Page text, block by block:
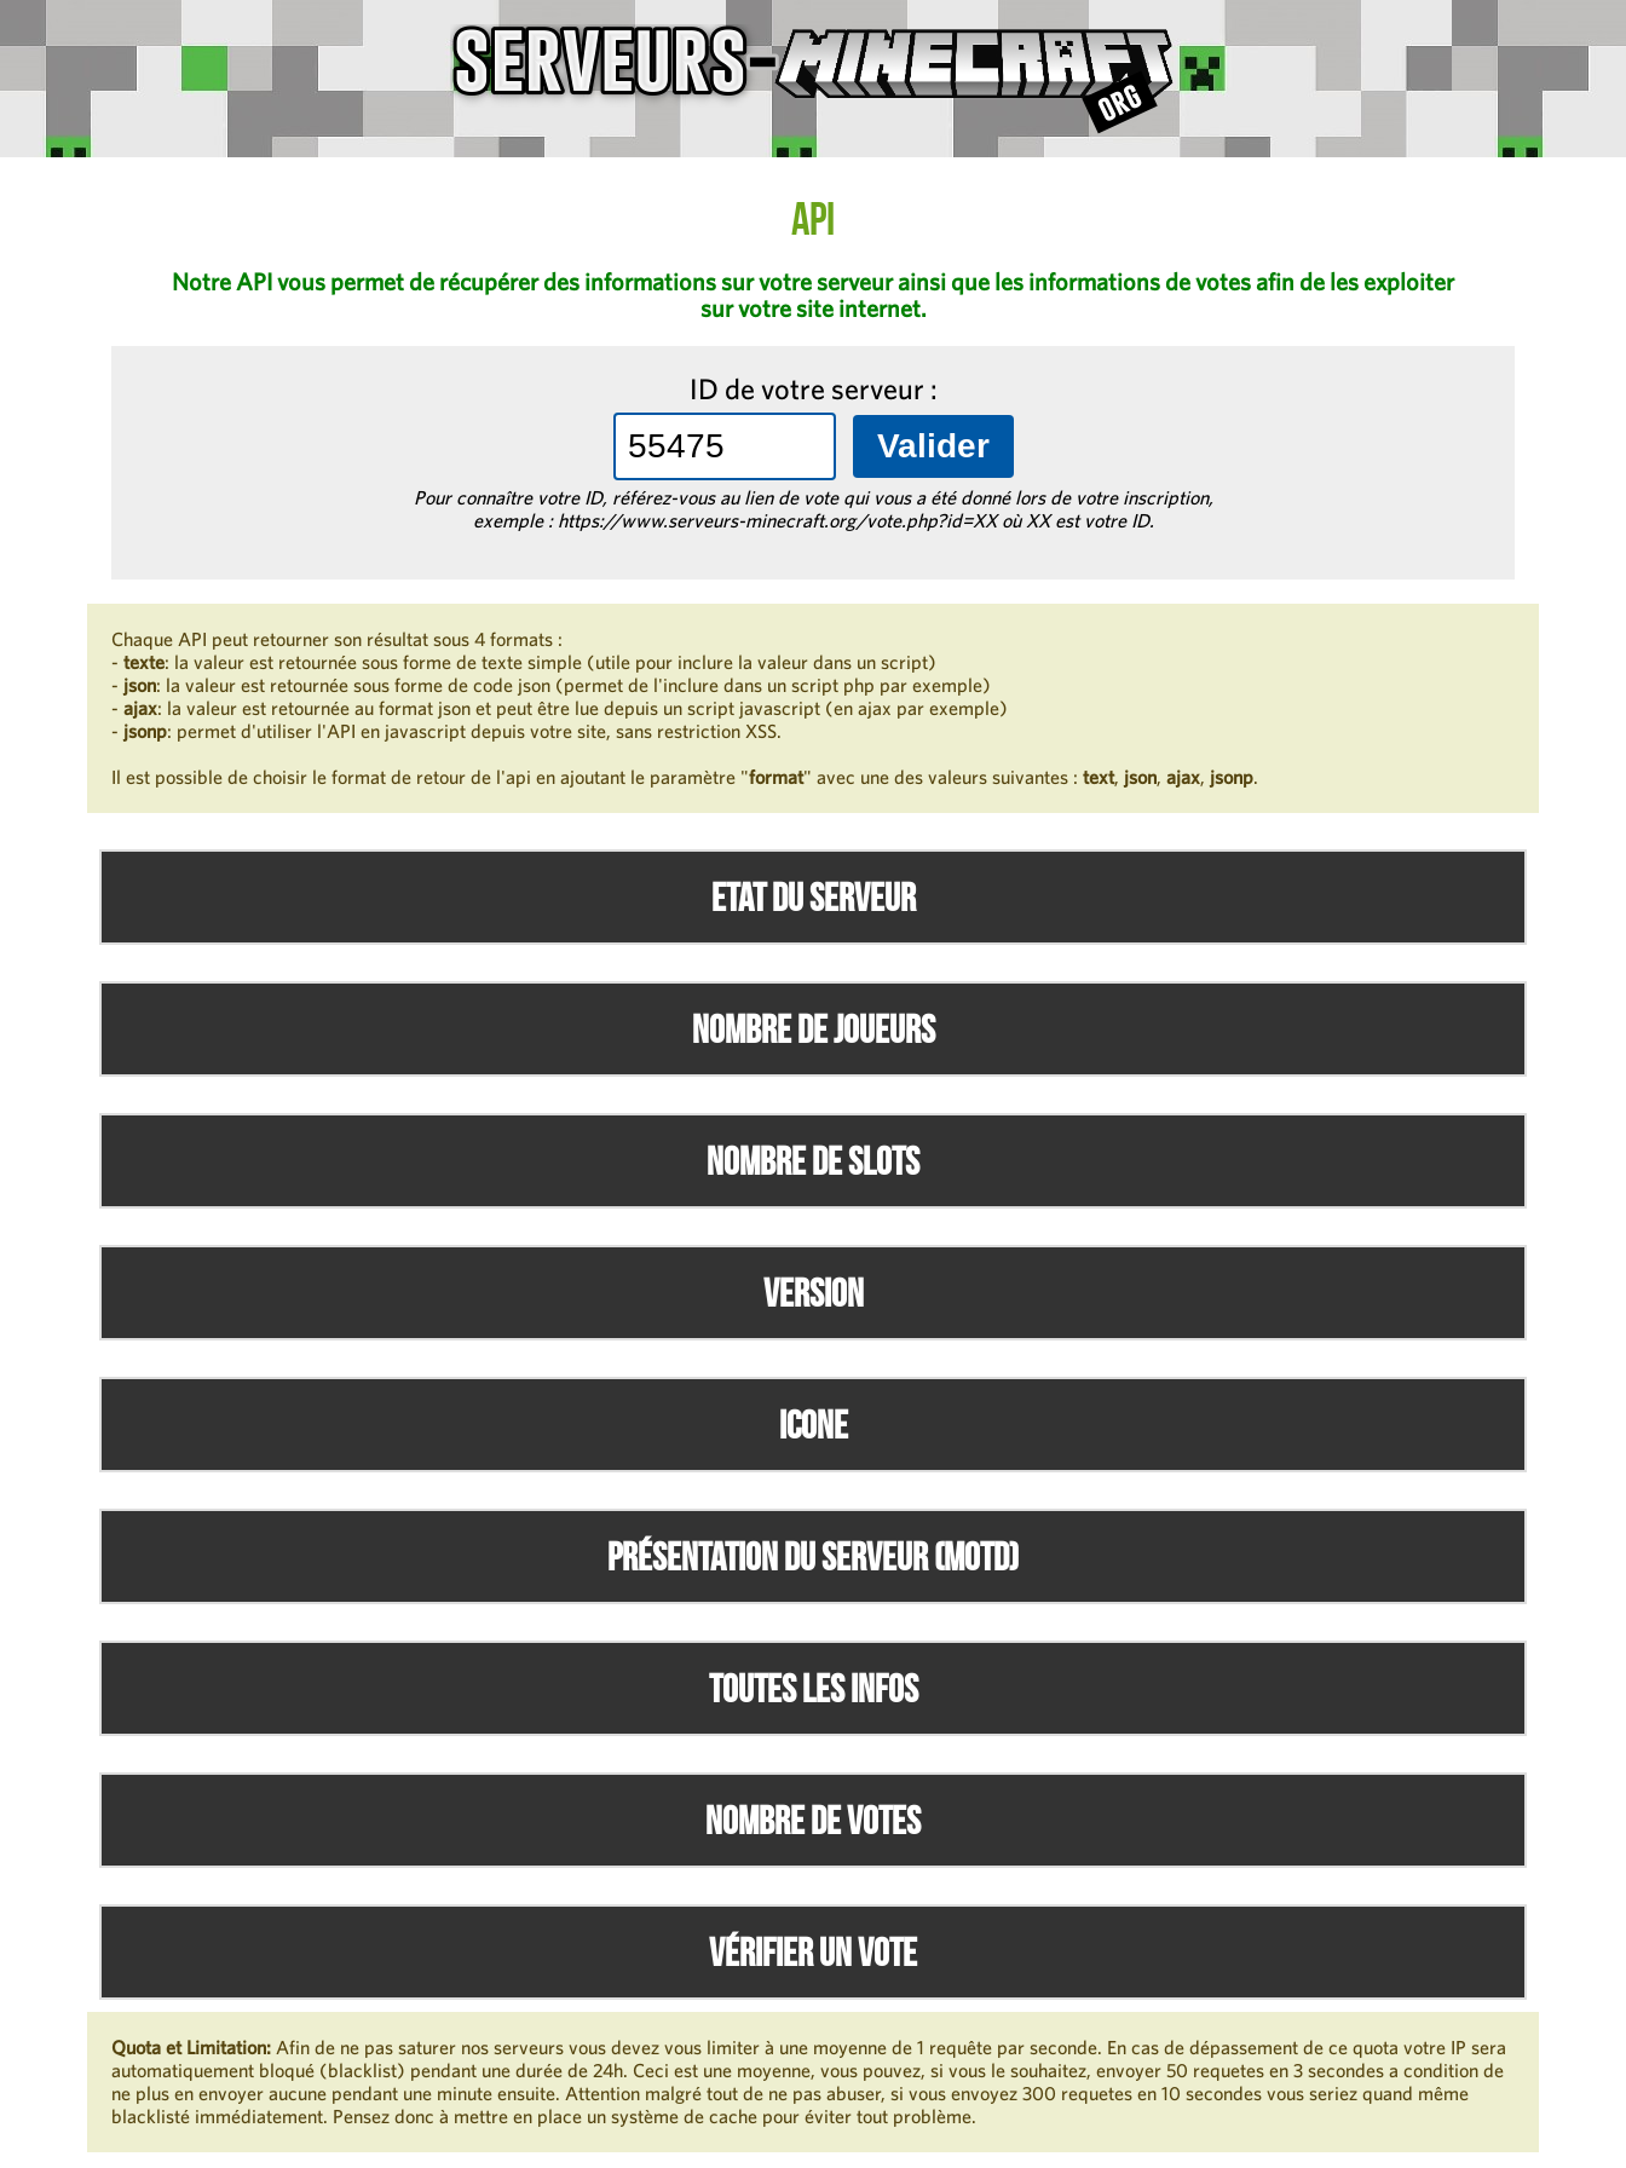
API
Notre API vous permet de récupérer des informations sur votre serveur ainsi que les informations de votes afin de les exploiter
sur votre site internet.
ID de votre serveur :
Pour connaître votre ID, référez-vous au lien de vote qui vous a été donné lors de votre inscription,
exemple : https://www.serveurs-minecraft.org/vote.php?id=XX où XX est votre ID.
Chaque API peut retourner son résultat sous 4 formats :
- texte: la valeur est retournée sous forme de texte simple (utile pour inclure la valeur dans un script)
- json: la valeur est retournée sous forme de code json (permet de l'inclure dans un script php par exemple)
- ajax: la valeur est retournée au format json et peut être lue depuis un script javascript (en ajax par exemple)
- jsonp: permet d'utiliser l'API en javascript depuis votre site, sans restriction XSS.
Il est possible de choisir le format de retour de l'api en ajoutant le paramètre "format" avec une des valeurs suivantes : text, json, ajax, jsonp.
Etat du serveur
Nombre de joueurs
Nombre de slots
Version
Icone
Présentation du serveur (MOTD)
Toutes les infos
Nombre de votes
Vérifier un vote
Quota et Limitation: Afin de ne pas saturer nos serveurs vous devez vous limiter à une moyenne de 1 requête par seconde. En cas de dépassement de ce quota votre IP sera
automatiquement bloqué (blacklist) pendant une durée de 24h. Ceci est une moyenne, vous pouvez, si vous le souhaitez, envoyer 50 requetes en 3 secondes a condition de
ne plus en envoyer aucune pendant une minute ensuite. Attention malgré tout de ne pas abuser, si vous envoyez 300 requetes en 10 secondes vous seriez quand même
blacklisté immédiatement. Pensez donc à mettre en place un système de cache pour éviter tout problème.